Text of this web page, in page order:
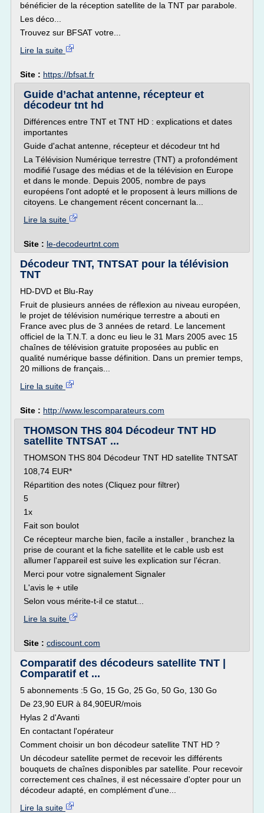
bénéficier de la réception satellite de la TNT par parabole.
Les déco...
Trouvez sur BFSAT votre...
Lire la suite
Site : https://bfsat.fr
Guide d’achat antenne, récepteur et
décodeur tnt hd
Différences entre TNT et TNT HD : explications et dates
importantes
Guide d'achat antenne, récepteur et décodeur tnt hd
La Télévision Numérique terrestre (TNT) a profondément
modifié l'usage des médias et de la télévision en Europe
et dans le monde. Depuis 2005, nombre de pays
européens l'ont adopté et le proposent à leurs millions de
citoyens. Le changement récent concernant la...
Lire la suite
Site : le-decodeurtnt.com
Décodeur TNT, TNTSAT pour la télévision
TNT
HD-DVD et Blu-Ray
Fruit de plusieurs années de réflexion au niveau européen,
le projet de télévision numérique terrestre a abouti en
France avec plus de 3 années de retard. Le lancement
officiel de la T.N.T. a donc eu lieu le 31 Mars 2005 avec 15
chaînes de télévision gratuite proposées au public en
qualité numérique basse définition. Dans un premier temps,
20 millions de français...
Lire la suite
Site : http://www.lescomparateurs.com
THOMSON THS 804 Décodeur TNT HD
satellite TNTSAT ...
THOMSON THS 804 Décodeur TNT HD satellite TNTSAT
108,74 EUR*
Répartition des notes (Cliquez pour filtrer)
5
1x
Fait son boulot
Ce récepteur marche bien, facile a installer , branchez la
prise de courant et la fiche satellite et le cable usb est
allumer l'appareil est suive les explication sur l'écran.
Merci pour votre signalement Signaler
L'avis le + utile
Selon vous mérite-t-il ce statut...
Lire la suite
Site : cdiscount.com
Comparatif des décodeurs satellite TNT |
Comparatif et ...
5 abonnements :5 Go, 15 Go, 25 Go, 50 Go, 130 Go
De 23,90 EUR à 84,90EUR/mois
Hylas 2 d'Avanti
En contactant l'opérateur
Comment choisir un bon décodeur satellite TNT HD ?
Un décodeur satellite permet de recevoir les différents
bouquets de chaînes disponibles par satellite. Pour recevoir
correctement ces chaînes, il est nécessaire d'opter pour un
décodeur adapté, en complément d'une...
Lire la suite